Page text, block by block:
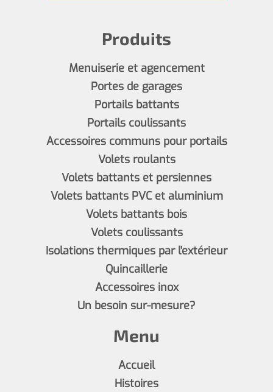
Produits
Menuiserie et agencement
Portes de garages
Portails battants
Portails coulissants
Accessoires communs pour portails
Volets roulants
Volets battants et persiennes
Volets battants PVC et aluminium
Volets battants bois
Volets coulissants
Isolations thermiques par l'extérieur
Quincaillerie
Accessoires inox
Un besoin sur-mesure?
Menu
Accueil
Histoires